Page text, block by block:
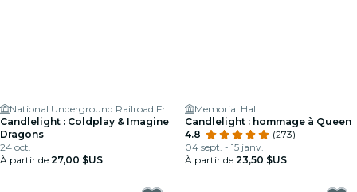
National Underground Railroad Freedom Center
Candlelight : Coldplay & Imagine
Dragons
24 oct.
À partir de 27,00 $US
Memorial Hall
Candlelight : hommage à Queen
4.8
(273)
04 sept. - 15 janv.
À partir de 23,50 $US